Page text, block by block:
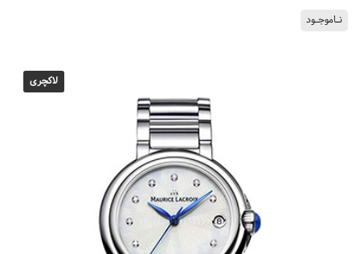
نـاموجـود
لاکچری